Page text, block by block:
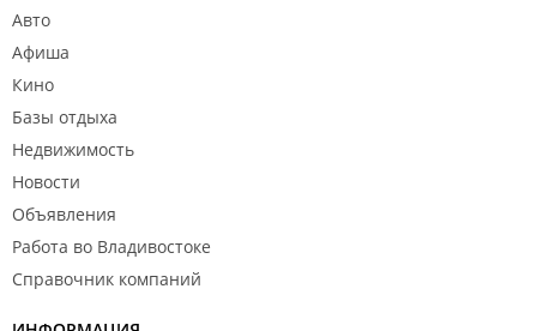
Авто
Афиша
Кино
Базы отдыха
Недвижимость
Новости
Объявления
Работа во Владивостоке
Справочник компаний